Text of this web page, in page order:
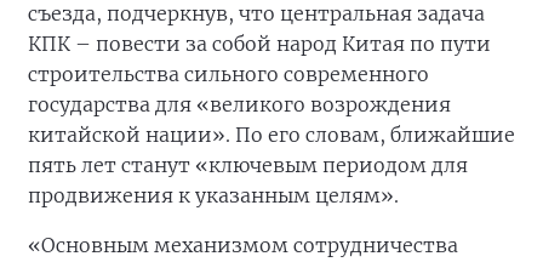
съезда, подчеркнув, что центральная задача
КПК – повести за собой народ Китая по пути
строительства сильного современного
государства для «великого возрождения
китайской нации». По его словам, ближайшие
пять лет станут «ключевым периодом для
продвижения к указанным целям».
«Основным механизмом сотрудничества